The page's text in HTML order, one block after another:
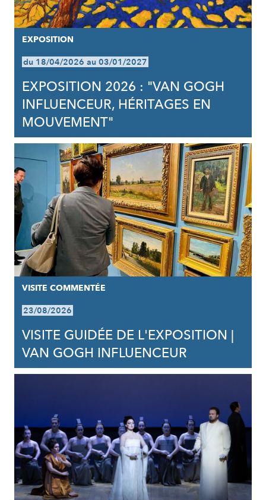
EXPOSITION
du 18/04/2026 au 03/01/2027
EXPOSITION 2026 : "VAN GOGH
INFLUENCEUR, HÉRITAGES EN
MOUVEMENT"
VISITE COMMENTÉE
23/08/2026
VISITE GUIDÉE DE L'EXPOSITION |
VAN GOGH INFLUENCEUR